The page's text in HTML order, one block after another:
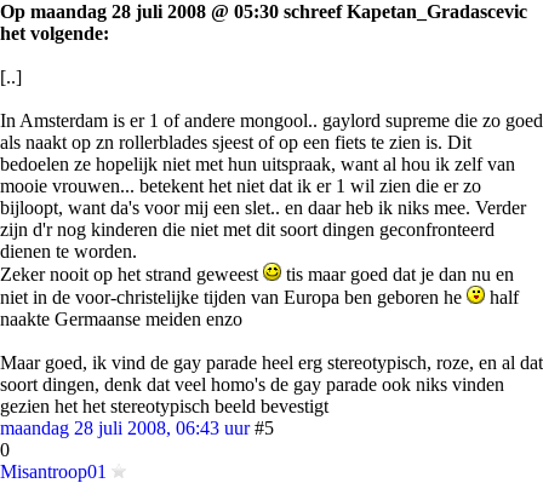
Op maandag 28 juli 2008 @ 05:30 schreef Kapetan_Gradascevic
het volgende:
[..]
In Amsterdam is er 1 of andere mongool.. gaylord supreme die zo goed
als naakt op zn rollerblades sjeest of op een fiets te zien is. Dit
bedoelen ze hopelijk niet met hun uitspraak, want al hou ik zelf van
mooie vrouwen... betekent het niet dat ik er 1 wil zien die er zo
bijloopt, want da's voor mij een slet.. en daar heb ik niks mee. Verder
zijn d'r nog kinderen die niet met dit soort dingen geconfronteerd
dienen te worden.
Zeker nooit op het strand geweest
tis maar goed dat je dan nu en
niet in de voor-christelijke tijden van Europa ben geboren he
half
naakte Germaanse meiden enzo
Maar goed, ik vind de gay parade heel erg stereotypisch, roze, en al dat
soort dingen, denk dat veel homo's de gay parade ook niks vinden
gezien het het stereotypisch beeld bevestigt
maandag 28 juli 2008, 06:43 uur #5
0
Misantroop01